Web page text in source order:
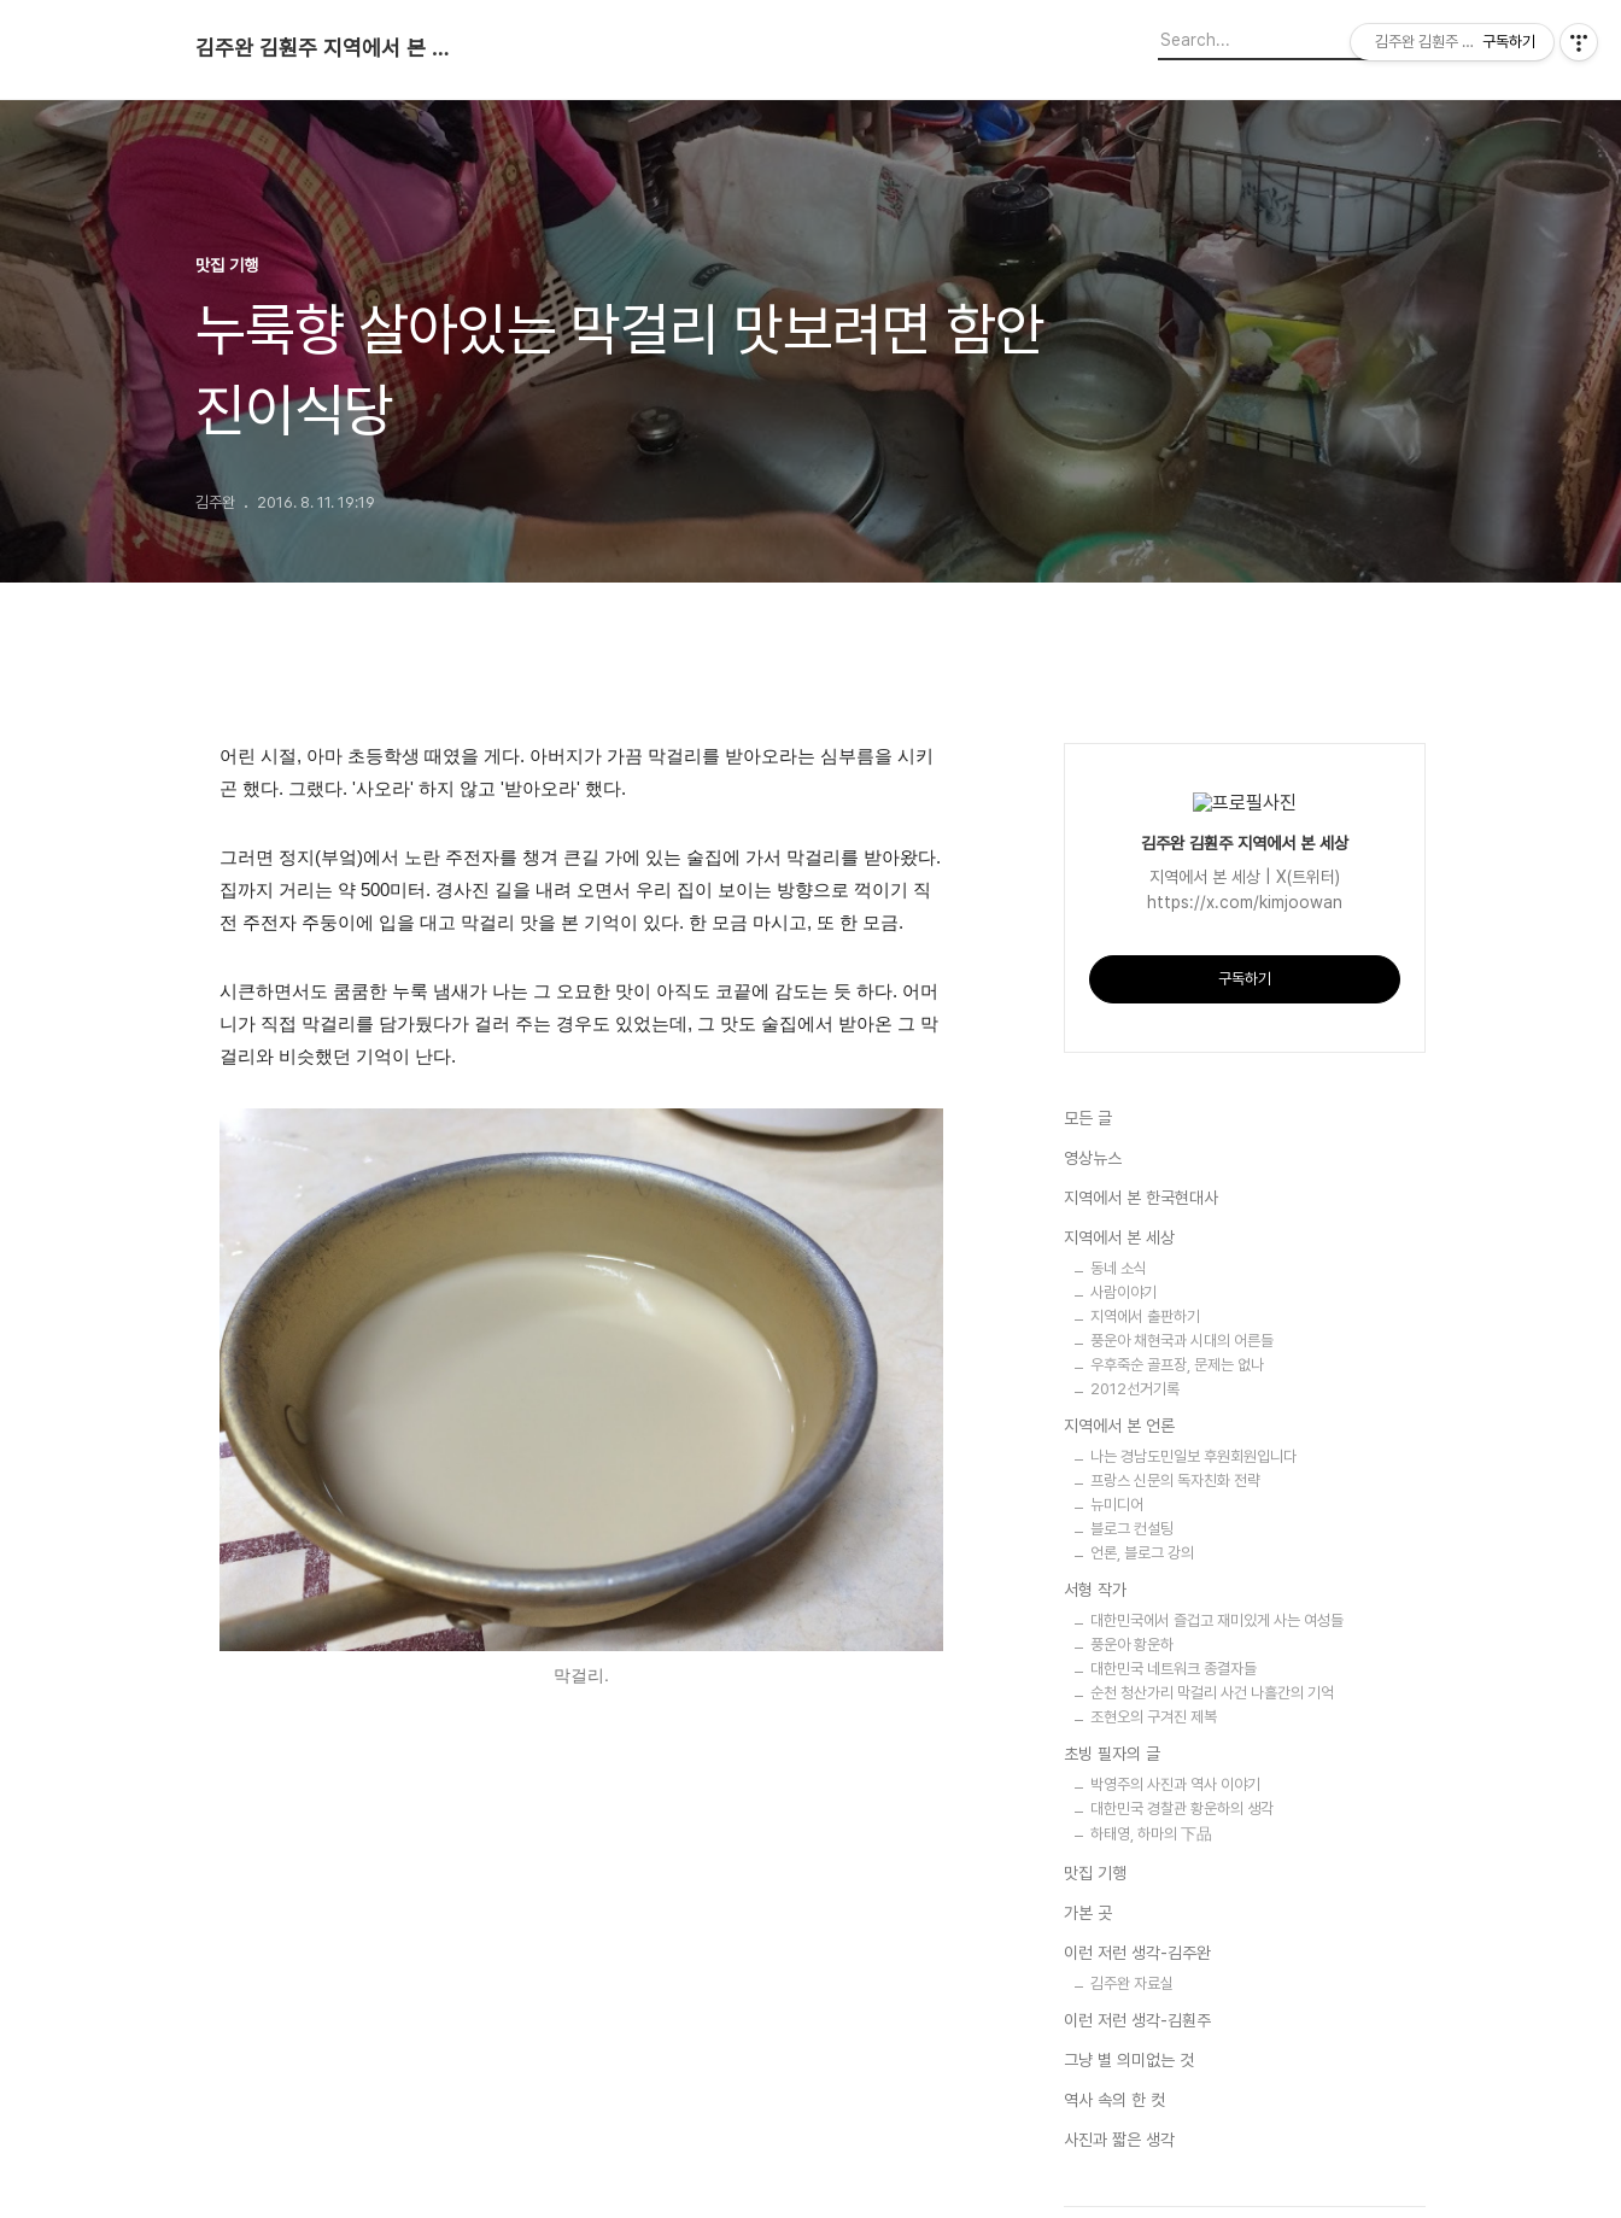
김주완 김훤주 지역에서 본 세상
맛집 기행
누룩향 살아있는 막걸리 맛보려면 함안
진이식당
김주완 2016. 8. 11. 19:19
어린 시절, 아마 초등학생 때였을 게다. 아버지가 가끔 막걸리를 받아오라는 심부름을 시키
곤 했다. 그랬다. '사오라' 하지 않고 '받아오라' 했다.
그러면 정지(부엌)에서 노란 주전자를 챙겨 큰길 가에 있는 술집에 가서 막걸리를 받아왔다.
집까지 거리는 약 500미터. 경사진 길을 내려 오면서 우리 집이 보이는 방향으로 꺽이기 직
전 주전자 주둥이에 입을 대고 막걸리 맛을 본 기억이 있다. 한 모금 마시고, 또 한 모금.
시큰하면서도 쿰쿰한 누룩 냄새가 나는 그 오묘한 맛이 아직도 코끝에 감도는 듯 하다. 어머
니가 직접 막걸리를 담가뒀다가 걸러 주는 경우도 있었는데, 그 맛도 술집에서 받아온 그 막
걸리와 비슷했던 기억이 난다.
막걸리.
김주완 김훤주 지역에서 본 세상
지역에서 본 세상 | X(트위터)
https://x.com/kimjoowan
구독하기
모든 글
영상뉴스
지역에서 본 한국현대사
지역에서 본 세상
동네 소식
사람이야기
지역에서 출판하기
풍운아 채현국과 시대의 어른들
우후죽순 골프장, 문제는 없나
2012선거기록
지역에서 본 언론
나는 경남도민일보 후원회원입니다
프랑스 신문의 독자친화 전략
뉴미디어
블로그 컨설팅
언론, 블로그 강의
서형 작가
대한민국에서 즐겁고 재미있게 사는 여성들
풍운아 황운하
대한민국 네트워크 종결자들
순천 청산가리 막걸리 사건 나흘간의 기억
조현오의 구겨진 제복
초빙 필자의 글
박영주의 사진과 역사 이야기
대한민국 경찰관 황운하의 생각
하태영, 하마의 下品
맛집 기행
가본 곳
이런 저런 생각-김주완
김주완 자료실
이런 저런 생각-김훤주
그냥 별 의미없는 것
역사 속의 한 컷
사진과 짧은 생각
김주완 김훤주 지역에서 본 세상
구독하기